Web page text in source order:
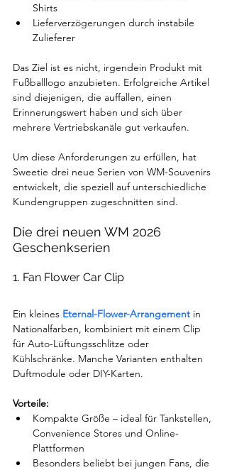
Shirts
Lieferverzögerungen durch instabile
Zulieferer
Das Ziel ist es nicht, irgendein Produkt mit
Fußballlogo anzubieten. Erfolgreiche Artikel
sind diejenigen, die auffallen, einen
Erinnerungswert haben und sich über
mehrere Vertriebskanäle gut verkaufen.
Um diese Anforderungen zu erfüllen, hat
Sweetie drei neue Serien von WM-Souvenirs
entwickelt, die speziell auf unterschiedliche
Kundengruppen zugeschnitten sind.
Die drei neuen WM 2026
Geschenkserien
1. Fan Flower Car Clip
Ein kleines Eternal-Flower-Arrangement in
Nationalfarben, kombiniert mit einem Clip
für Auto-Lüftungsschlitze oder
Kühlschränke. Manche Varianten enthalten
Duftmodule oder DIY-Karten.
Vorteile:
Kompakte Größe – ideal für Tankstellen,
Convenience Stores und Online-
Plattformen
Besonders beliebt bei jungen Fans, die